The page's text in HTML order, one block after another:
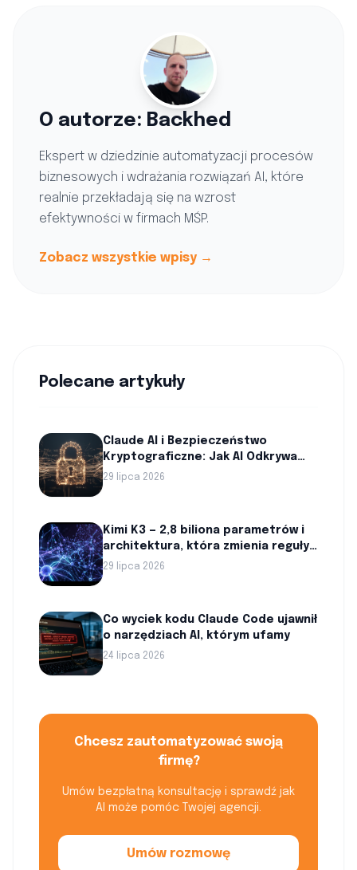
O autorze: Backhed
Ekspert w dziedzinie automatyzacji procesów
biznesowych i wdrażania rozwiązań AI, które
realnie przekładają się na wzrost
efektywności w firmach MŚP.
Zobacz wszystkie wpisy →
Polecane artykuły
Claude AI i Bezpieczeństwo
Kryptograficzne: Jak AI Odkrywa
Luki w Szyfrach
29 lipca 2026
Kimi K3 — 2,8 biliona parametrów i
architektura, która zmienia reguły
gry w AI
29 lipca 2026
Co wyciek kodu Claude Code ujawnił
o narzędziach AI, którym ufamy
24 lipca 2026
Chcesz zautomatyzować swoją
firmę?
Umów bezpłatną konsultację i sprawdź jak
AI może pomóc Twojej agencji.
Umów rozmowę